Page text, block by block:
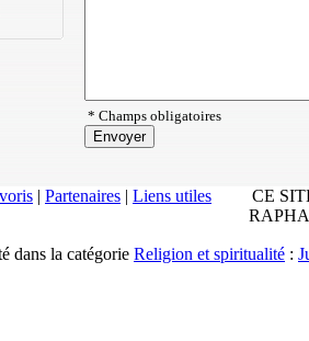
* Champs obligatoires
| Partenaires | Liens utiles
CE
dans la catégorie Religion et spiritualité :